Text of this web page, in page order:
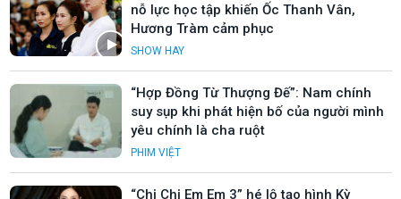
nỗ lực học tập khiến Ốc Thanh Vân,
Hương Tràm cảm phục
SHOW HAY
“Hợp Đồng Từ Thượng Đế”: Nam chính
suy sụp khi phát hiện bố của người mình
yêu chính là cha ruột
PHIM VIỆT
“Chị Chị Em Em 3” hé lộ tạo hình Kỳ